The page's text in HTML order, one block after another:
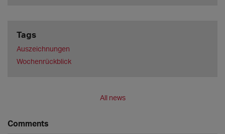
Tags
Auszeichnungen
Wochenrückblick
All news
Comments